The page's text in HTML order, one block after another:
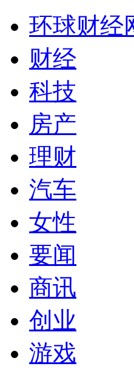
环球财经
财经
科技
房产
理财
汽车
女性
要闻
商讯
创业
游戏